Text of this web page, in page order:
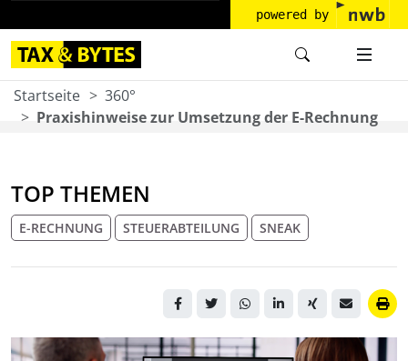
powered by
Startseite
360°
Praxishinweise zur Umsetzung der E-Rechnung
TOP THEMEN
E-RECHNUNG STEUERABTEILUNG SNEAK